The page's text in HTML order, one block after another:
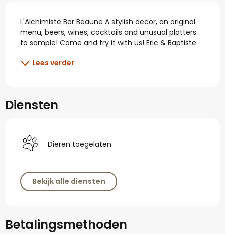
Beschrijving
L'Alchimiste Bar Beaune A stylish decor, an original
menu, beers, wines, cocktails and unusual platters
to sample! Come and try it with us! Eric & Baptiste
Lees verder
Diensten
Dieren toegelaten
Bekijk alle diensten
Betalingsmethoden